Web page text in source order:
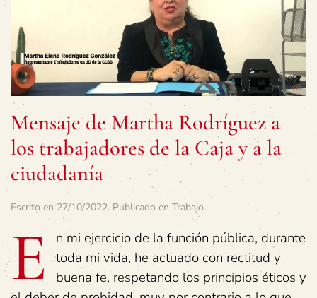
Mensaje de Martha Rodríguez a
los trabajadores de la Caja y a la
ciudadanía
Escrito en 27/10/2022. Publicado en Trabajo.
E
n mi ejercicio de la función pública, durante
toda mi vida, he actuado con rectitud y
buena fe, respetando los principios éticos y